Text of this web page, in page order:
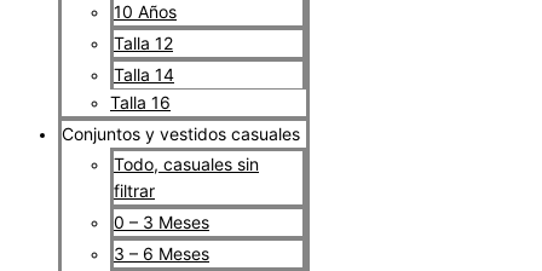
10 Años
Talla 12
Talla 14
Talla 16
Conjuntos y vestidos casuales
Todo, casuales sin
filtrar
0 – 3 Meses
3 – 6 Meses